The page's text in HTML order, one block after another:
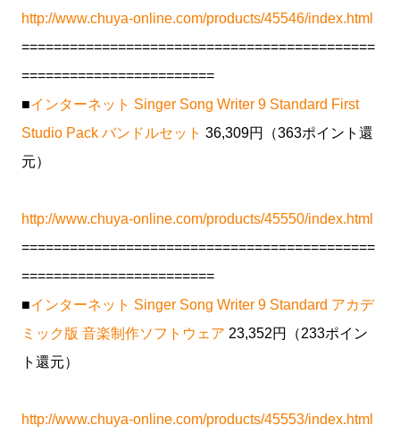
http://www.chuya-online.com/products/45546/index.html
============================================
========================
■インターネット Singer Song Writer 9 Standard First
Studio Pack バンドルセット 36,309円（363ポイント還
元）
http://www.chuya-online.com/products/45550/index.html
============================================
========================
■インターネット Singer Song Writer 9 Standard アカデ
ミック版 音楽制作ソフトウェア 23,352円（233ポイン
ト還元）
http://www.chuya-online.com/products/45553/index.html